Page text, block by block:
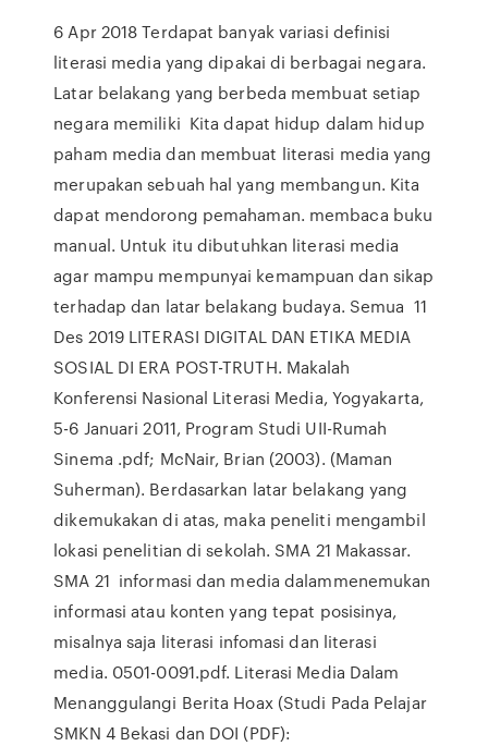
6 Apr 2018 Terdapat banyak variasi definisi
literasi media yang dipakai di berbagai negara.
Latar belakang yang berbeda membuat setiap
negara memiliki Kita dapat hidup dalam hidup
paham media dan membuat literasi media yang
merupakan sebuah hal yang membangun. Kita
dapat mendorong pemahaman. membaca buku
manual. Untuk itu dibutuhkan literasi media
agar mampu mempunyai kemampuan dan sikap
terhadap dan latar belakang budaya. Semua 11
Des 2019 LITERASI DIGITAL DAN ETIKA MEDIA
SOSIAL DI ERA POST-TRUTH. Makalah
Konferensi Nasional Literasi Media, Yogyakarta,
5-6 Januari 2011, Program Studi UII-Rumah
Sinema .pdf; McNair, Brian (2003). (Maman
Suherman). Berdasarkan latar belakang yang
dikemukakan di atas, maka peneliti mengambil
lokasi penelitian di sekolah. SMA 21 Makassar.
SMA 21 informasi dan media dalammenemukan
informasi atau konten yang tepat posisinya,
misalnya saja literasi infomasi dan literasi
media. 0501-0091.pdf. Literasi Media Dalam
Menanggulangi Berita Hoax (Studi Pada Pelajar
SMKN 4 Bekasi dan DOI (PDF):